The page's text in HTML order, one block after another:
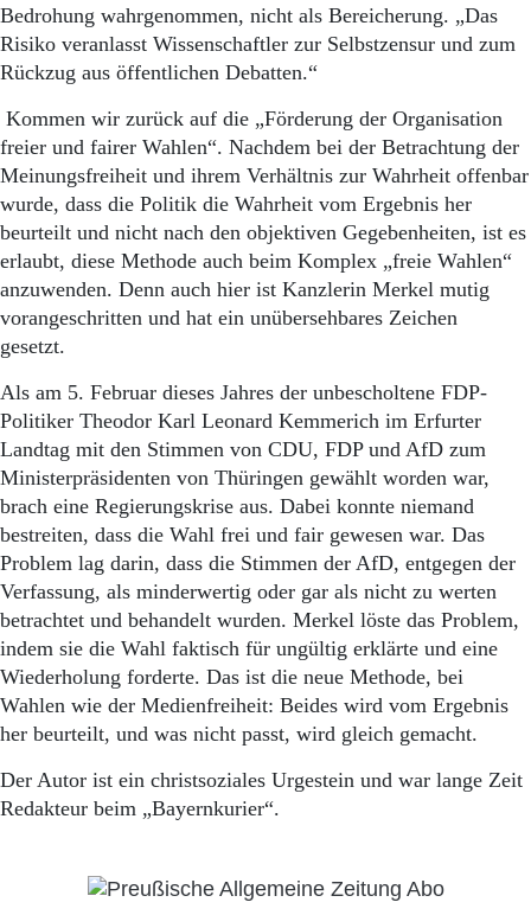
Bedrohung wahrgenommen, nicht als Bereicherung. „Das
Risiko veranlasst Wissenschaftler zur Selbstzensur und zum
Rückzug aus öffentlichen Debatten.“
Kommen wir zurück auf die „Förderung der Organisation
freier und fairer Wahlen“. Nachdem bei der Betrachtung der
Meinungsfreiheit und ihrem Verhältnis zur Wahrheit offenbar
wurde, dass die Politik die Wahrheit vom Ergebnis her
beurteilt und nicht nach den objektiven Gegebenheiten, ist es
erlaubt, diese Methode auch beim Komplex „freie Wahlen“
anzuwenden. Denn auch hier ist Kanzlerin Merkel mutig
vorangeschritten und hat ein unübersehbares Zeichen
gesetzt.
Als am 5. Februar dieses Jahres der unbescholtene FDP-
Politiker Theodor Karl Leonard Kemmerich im Erfurter
Landtag mit den Stimmen von CDU, FDP und AfD zum
Ministerpräsidenten von Thüringen gewählt worden war,
brach eine Regierungskrise aus. Dabei konnte niemand
bestreiten, dass die Wahl frei und fair gewesen war. Das
Problem lag darin, dass die Stimmen der AfD, entgegen der
Verfassung, als minderwertig oder gar als nicht zu werten
betrachtet und behandelt wurden. Merkel löste das Problem,
indem sie die Wahl faktisch für ungültig erklärte und eine
Wiederholung forderte. Das ist die neue Methode, bei
Wahlen wie der Medienfreiheit: Beides wird vom Ergebnis
her beurteilt, und was nicht passt, wird gleich gemacht.
Der Autor ist ein christsoziales Urgestein und war lange Zeit
Redakteur beim „Bayernkurier“.